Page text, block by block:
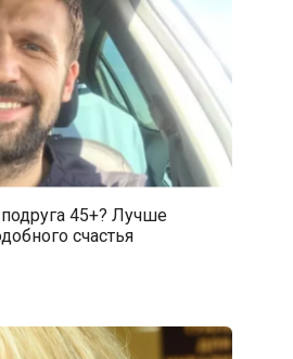
45+? Лучше
счастья